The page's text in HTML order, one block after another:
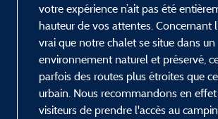
votre expérience n’ait pas été
hauteur de vos attentes. Concernant
vrai que notre chalet se situe dans un
environnement naturel et préservé,
parfois des routes plus étroites que
urbain. Nous recommandons en
visiteurs de prendre l'accès au